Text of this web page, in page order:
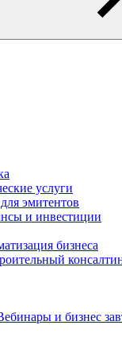
услуги
эмитентов
и инвестиции
бизнеса
и бизнес